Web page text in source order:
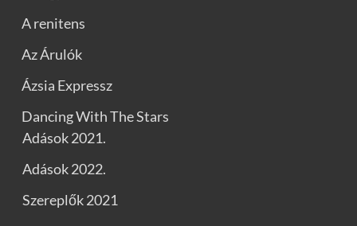
A renitens
Az Árulók
Ázsia Expressz
Dancing With The Stars
Adások 2021.
Adások 2022.
Szereplők 2021